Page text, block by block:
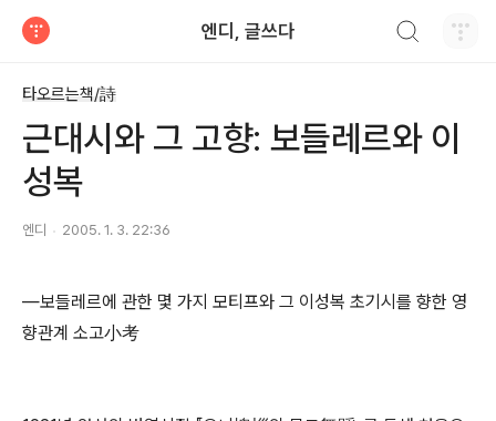
엔디, 글쓰다
타오르는책/詩
근대시와 그 고향: 보들레르와 이
성복
엔디 2005. 1. 3. 22:36
―보들레르에 관한 몇 가지 모티프와 그 이성복 초기시를 향한 영
향관계 소고小考